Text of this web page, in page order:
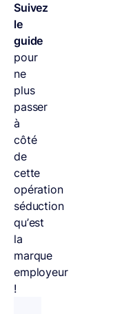
Suivez
le
guide
pour
ne
plus
passer
à
côté
de
cette
opération
séduction
qu’est
la
marque
employeur
!